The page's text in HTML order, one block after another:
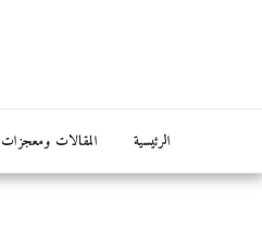
الرئيسية المقالات ومعجزات